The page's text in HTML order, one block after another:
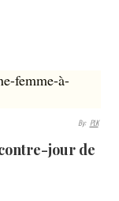
By: PLK
jour de